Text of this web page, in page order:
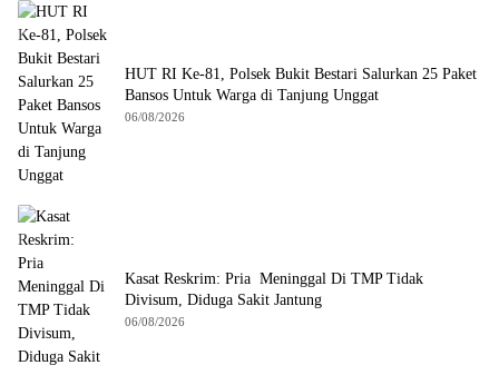
HUT RI Ke-81, Polsek Bukit Bestari Salurkan 25 Paket
Bansos Untuk Warga di Tanjung Unggat
06/08/2026
Kasat Reskrim: Pria Meninggal Di TMP Tidak
Divisum, Diduga Sakit Jantung
06/08/2026